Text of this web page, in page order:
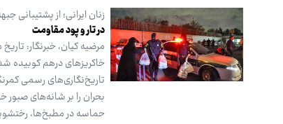
زنان ایرانی؛ از پشتیبانی
در تار و پود مقاومت
مرضیه کیان، خبرنگار:
خاکریزهای درهم کوبیده
تاریخ‌نگاری‌های رسمی
بحران را بر شانه‌های
حماسه در مطبخ‌ها،